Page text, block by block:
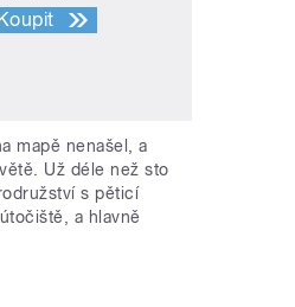
Koupit
mapě nenašel, a
Už déle než sto
s pěticí
a hlavně